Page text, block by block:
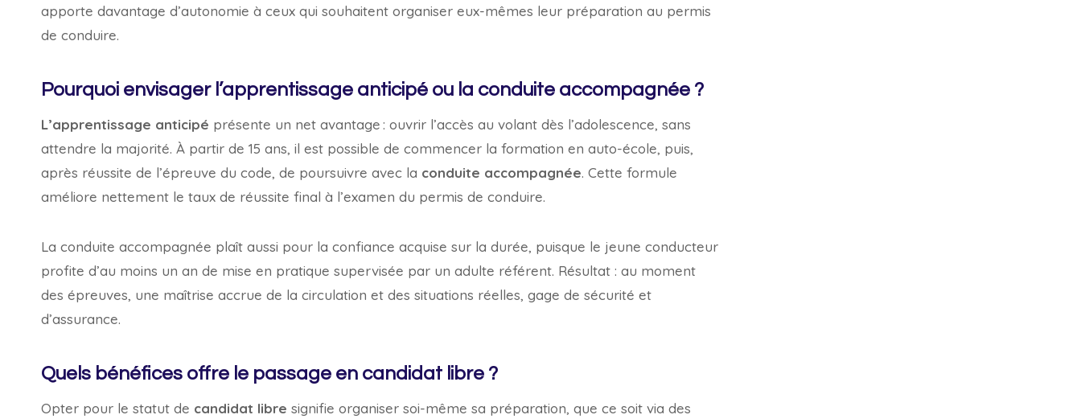
apporte davantage d’autonomie à ceux qui souhaitent organiser eux-mêmes leur préparation au permis
de conduire.
Pourquoi envisager l’apprentissage anticipé ou la conduite accompagnée ?
L’apprentissage anticipé présente un net avantage : ouvrir l’accès au volant dès l’adolescence, sans
attendre la majorité. À partir de 15 ans, il est possible de commencer la formation en auto-école, puis,
après réussite de l’épreuve du code, de poursuivre avec la conduite accompagnée. Cette formule
améliore nettement le taux de réussite final à l’examen du permis de conduire.
La conduite accompagnée plaît aussi pour la confiance acquise sur la durée, puisque le jeune conducteur
profite d’au moins un an de mise en pratique supervisée par un adulte référent. Résultat : au moment
des épreuves, une maîtrise accrue de la circulation et des situations réelles, gage de sécurité et
d’assurance.
Quels bénéfices offre le passage en candidat libre ?
Opter pour le statut de candidat libre signifie organiser soi-même sa préparation, que ce soit via des